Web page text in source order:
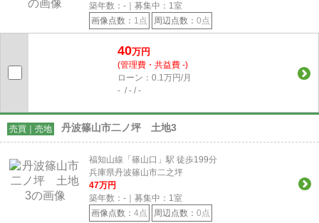
築年数：-｜募集中： 1室
画像点数： 1点 周辺点数： 0点
40万円
(管理費・共益費 -)
ローン：0.1万円/月
- / - / -
売買｜売地 丹波篠山市二ノ坪 土地3
福知山線「篠山口」駅 徒歩199分
兵庫県丹波篠山市二之坪
47万円
築年数：-｜募集中： 1室
画像点数： 4点 周辺点数： 0点